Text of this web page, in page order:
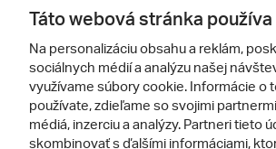
Cestovné kancelárie
Zájezdy.cz
Verzia
Sledujte nás
Táto webová stránka
Na personalizáciu obsahu a reklám,
sociálnych médií a analýzu našej
využívame súbory cookie. Informácie o
používate, zdieľame so svojimi
médiá, inzerciu a analýzy. Partneri tieto
skombinovať s ďalšími informáciami,